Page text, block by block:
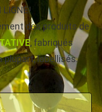
LIGNE!
des produits de
, fabriqués
plupart, labellisés.